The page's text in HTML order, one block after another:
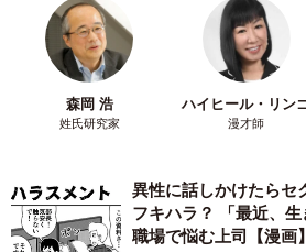
森岡 浩
姓氏研究家
ハイヒール・リン
漫才師
異性に話しかけたらセ
フキハラ？ 「最近、
職場で悩む上司【漫画】